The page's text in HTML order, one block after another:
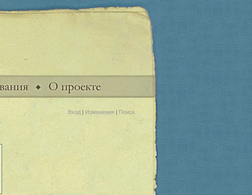
Вход| Изменения | Поиск